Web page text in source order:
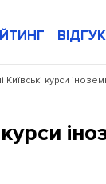
Київські курси